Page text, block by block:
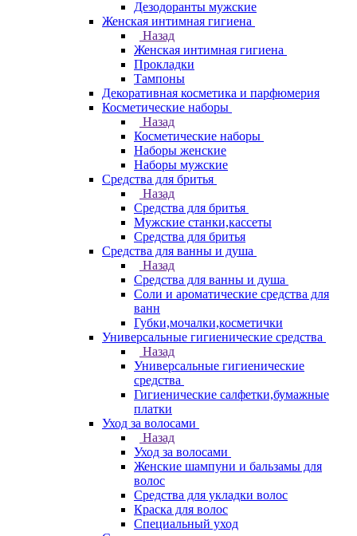
Дезодоранты мужские
Женская интимная гигиена
Назад
Женская интимная гигиена
Прокладки
Тампоны
Декоративная косметика и парфюмерия
Косметические наборы
Назад
Косметические наборы
Наборы женские
Наборы мужские
Средства для бритья
Назад
Средства для бритья
Мужские станки,кассеты
Средства для бритья
Средства для ванны и душа
Назад
Средства для ванны и душа
Соли и ароматические средства для
ванн
Губки,мочалки,косметички
Универсальные гигиенические средства
Назад
Универсальные гигиенические
средства
Гигиенические салфетки,бумажные
платки
Уход за волосами
Назад
Уход за волосами
Женские шампуни и бальзамы для
волос
Средства для укладки волос
Краска для волос
Специальный уход